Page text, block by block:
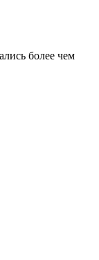
более чем